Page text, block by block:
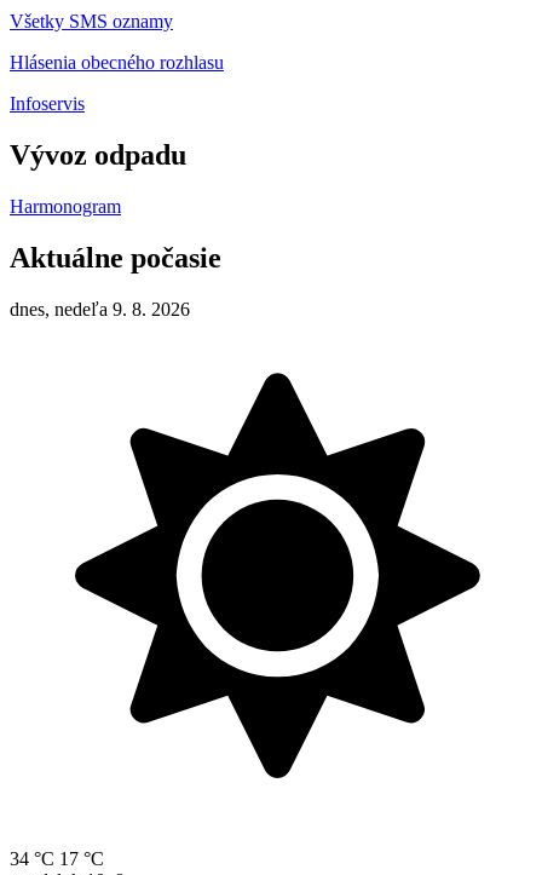
Všetky SMS oznamy
Hlásenia obecného rozhlasu
Infoservis
Vývoz odpadu
Harmonogram
Aktuálne počasie
dnes, nedeľa 9. 8. 2026
34 °C 17 °C